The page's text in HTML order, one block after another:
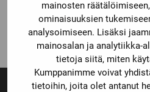
mainosten
ominaisuuksien
analysoimiseen. Lisäksi
mainosalan ja analytiikka-
tietoja siitä, miten
Kumppanimme voivat
tietoihin, joita olet antanut
Katso kaikki vaihtoehdot
14,90€